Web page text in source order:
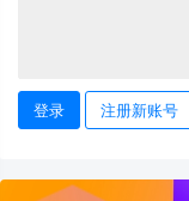
登录 注册新账号